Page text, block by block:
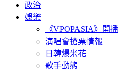
政治
娛樂
《VPOPASIA》開播
演唱會搶票情報
日韓爆米花
歌手動態